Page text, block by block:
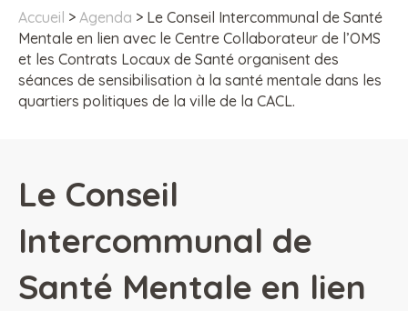
Accueil > Agenda > Le Conseil Intercommunal de Santé
Mentale en lien avec le Centre Collaborateur de l’OMS
et les Contrats Locaux de Santé organisent des
séances de sensibilisation à la santé mentale dans les
quartiers politiques de la ville de la CACL.
Le Conseil
Intercommunal de
Santé Mentale en lien